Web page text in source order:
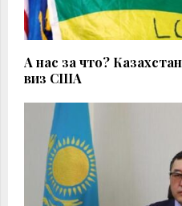
А нас за что?
виз США